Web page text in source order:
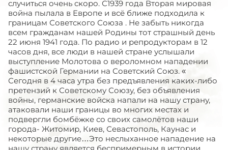
случиться очень скоро. С1939 года Вторая мировая
война пылала в Европе и всё ближе подходила к
границам Советского Союза . Не забыть никогда
всем гражданам нашей Родины тот страшный день
22 июня 1941 года. По радио и репродукторам в 12
часов дня, все люди в нашей стране услышали
выступление Молотова о вероломном нападении
фашистской Германии на Советский Союз. «
Сегодня в 4 часа утра без предъявления каких-либо
претензий к Советскому Союзу, без объявления
войны, германские войска напали на нашу страну,
атаковали наши границы во многих местах и
подвергли бомбёжке со своих самолётов наши
города- Житомир, Киев, Севастополь, Каунас и
некоторые другие…Это неслыханное нападение на
нашу страну является беспримерным в истории